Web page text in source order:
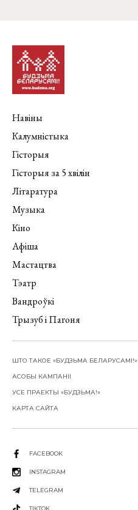
Навіны
Калумністыка
Гісторыя
Гісторыя за 5 хвілін
Літаратура
Музыка
Кіно
Афіша
Мастацтва
Тэатр
Вандроўкі
Трызуб і Пагоня
ШТО ТАКОЕ «БУДЗЬМА БЕЛАРУСАМІ!»
АСОБЫ КАМПАНІІ
УСЕ ПРАЕКТЫ «БУДЗЬМА!»
КАРТА САЙТА
FACEBOOK
INSTAGRAM
TELEGRAM